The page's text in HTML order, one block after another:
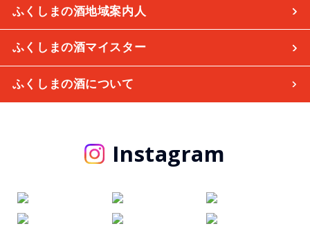
ふくしまの酒地域案内人
ふくしまの酒マイスター
ふくしまの酒について
Instagram